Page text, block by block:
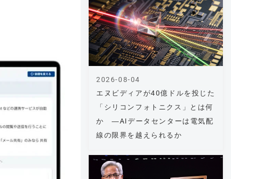
エヌビディアが40億ドルを投じた
「シリコンフォトニクス」とは何
か ―AIデータセンターは電気配
線の限界を越えられるか
2026-08-04